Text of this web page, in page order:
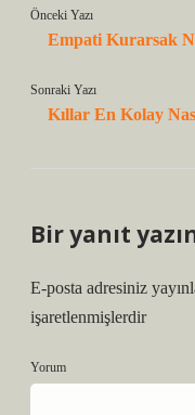
Önceki Yazı
Empati Kurarsak
Sonraki Yazı
Kıllar En Kolay
Bir yanıt
E-posta adresiniz
işaretlenmişlerdir
Yorum